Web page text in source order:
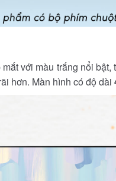
với màu trắng nổi
hơn. Màn hình có độ dài